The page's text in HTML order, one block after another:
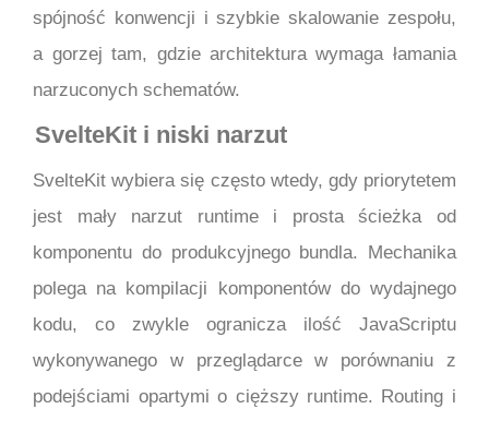
spójność konwencji i szybkie skalowanie zespołu,
a gorzej tam, gdzie architektura wymaga łamania
narzuconych schematów.
SvelteKit i niski narzut
SvelteKit wybiera się często wtedy, gdy priorytetem
jest mały narzut runtime i prosta ścieżka od
komponentu do produkcyjnego bundla. Mechanika
polega na kompilacji komponentów do wydajnego
kodu, co zwykle ogranicza ilość JavaScriptu
wykonywanego w przeglądarce w porównaniu z
podejściami opartymi o cięższy runtime. Routing i